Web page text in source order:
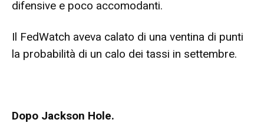
difensive e poco accomodanti.
Il FedWatch aveva calato di una ventina di punti
la probabilità di un calo dei tassi in settembre.
Dopo Jackson Hole.